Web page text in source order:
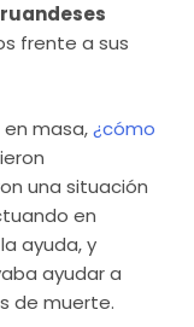
frente a sus
masa,¿cómo
una situación
en
ayuda, y
ayudar a
de muerte.